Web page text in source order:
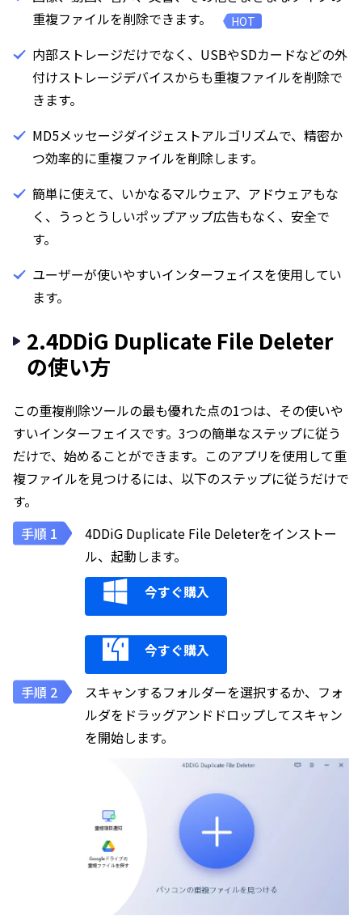
重複ファイルを削除できます。
HOT
内部ストレージだけでなく、USBやSDカードなどの外
付けストレージデバイスからも重複ファイルを削除で
きます。
MD5メッセージダイジェストアルゴリズムで、精密か
つ効率的に重複ファイルを削除します。
簡単に使えて、いかなるマルウェア、アドウェアもな
く、うっとうしいポップアップ広告もなく、安全で
す。
ユーザーが使いやすいインターフェイスを使用してい
ます。
2.4DDiG Duplicate File Deleter
の使い方
この重複削除ツールの最も優れた点の1つは、その使いや
すいインターフェイスです。3つの簡単なステップに従う
だけで、始めることができます。このアプリを使用して重
複ファイルを見つけるには、以下のステップに従うだけで
す。
4DDiG Duplicate File Deleterをインストー
ル、起動します。
今すぐ購入
今すぐ購入
スキャンするフォルダーを選択するか、フォ
ルダをドラッグアンドドロップしてスキャン
を開始します。